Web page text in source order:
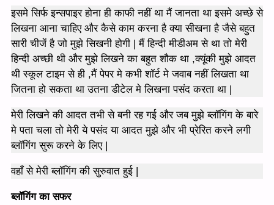
इसमे सिर्फ इन्सपाइर होना ही काफी नहीं था मैं जानता था इसमे अच्छे से
लिखना आना चाहिए और कैसे काम करना है क्या सीखना है जैसे बहुत
सारी चीजें है जो मुझे सिखनी होगी | मैं हिन्दी मीडीअम से था तो मेरी
हिन्दी अच्छी थी और मुझे लिखने का बहुत शौक था ,क्यूंकी मुझे आदत
थी स्कूल टाइम से ही ,मैं पेपर मे कभी शॉर्ट मे जवाब नहीं लिखता था
जितना हो सकता था उतना डीटेल मे लिखना पसंद करता था |
मेरी लिखने की आदत तभी से बनी रह गई और जब मुझे ब्लॉगिंग के बारे
मे पता चला तो मेरी ये पसंद या आदत मुझे और भी प्रेरित करने लगी
ब्लॉगिंग सुरू करने के लिए |
वहाँ से मेरी ब्लॉगिंग की सुरुवात हुई |
ब्लॉगिंग का सफर